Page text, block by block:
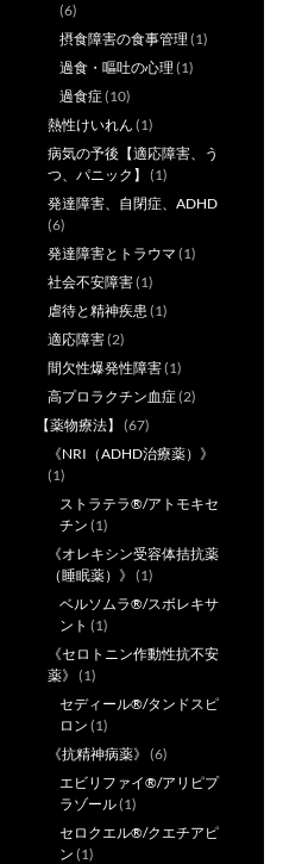
(6)
摂食障害の食事管理 (1)
過食・嘔吐の心理 (1)
過食症(10)
熱性けいれん (1)
病気の予後【適応障害、う
つ、パニック】
(1)
発達障害、自閉症、ADHD
(6)
発達障害とトラウマ (1)
社会不安障害(1)
虐待と精神疾患 (1)
適応障害(2)
間欠性爆発性障害(1)
高プロラクチン血症(2)
【薬物療法】
(67)
《NRI（ADHD治療薬）》
(1)
ストラテラ®/アトモキセ
チン (1)
《オレキシン受容体拮抗薬
（睡眠薬）》 (1)
ベルソムラ®/スボレキサ
ント (1)
《セロトニン作動性抗不安
薬》 (1)
セディール®/タンドスピ
ロン (1)
《抗精神病薬》 (6)
エビリファイ®/アリピプ
ラゾール(1)
セロクエル®/クエチアピ
ン (1)